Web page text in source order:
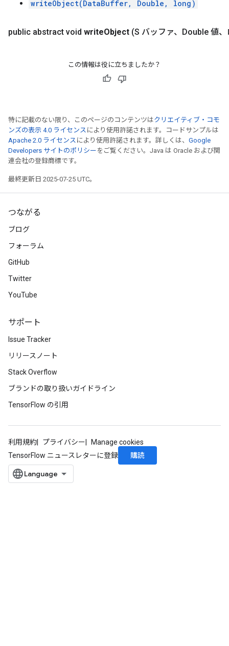
writeObject(DataBuffer, Double, long)
public abstract void writeObject (S バッファ、Double 値
この情報は役に立ちましたか？
特に記載のない限り、このページのコンテンツはクリエイティブ・コモ
ンズの表示 4.0 ライセンス により使用許諾されます。コードサンプルは
Apache 2.0 ライセンス により使用許諾されます。詳しくは、 Google
Developers サイトのポリシー をご覧ください。Java は Oracle および関
連会社の登録商標です。
最終更新日 2025-07-25 UTC。
つながる
ブログ
フォーラム
GitHub
Twitter
YouTube
サポート
Issue Tracker
リリースノート
Stack Overflow
ブランドの取り扱いガイドライン
TensorFlow の引用
利用規約 プライバシー
Manage cookies
TensorFlow ニュースレターに登録
購読